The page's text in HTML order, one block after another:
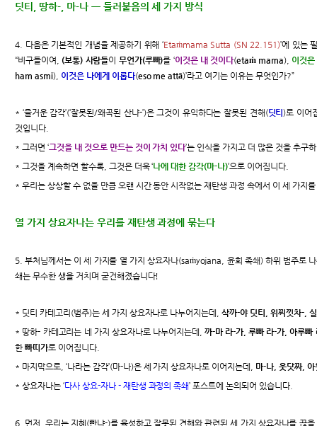
딧티, 땅하-, 마-나 ㅡ 들러붙음의 세 가지 방식
4. 다음은 기본적인 개념을 제공하기 위해 ‘Etaṁmama Sutta (SN 22.151)’에 있는
“비구들이여, (보통) 사람들이 무언가(루빠)를 ‘이것은 내 것이다(etaṁ mama), 이것
ham asmi), 이것은 나에게 이롭다(eso me attā)’라고 여기는 이유는 무엇인가?”
* ‘즐거운 감각’(‘잘못된/왜곡된 산냐-’)은 그것이 유익하다는 잘못된 견해(딧티)로 이어
것입니다.
* 그러면 ‘그것을 내 것으로 만드는 것이 가치 있다’는 인식을 가지고 더 많은 것을 추구
* 그것을 계속하면 할수록, 그것은 더욱 ‘나에 대한 감각(마-나)’으로 이어집니다.
* 우리는 상상할 수 없을 만큼 오랜 시간 동안 시작없는 재탄생 과정 속에서 이 세 가지
열 가지 상요자나는 우리를 재탄생 과정에 묶는다
5. 부처님께서는 이 세 가지를 열 가지 상요자나(saṁyojana, 윤회 족쇄) 하위 범주로
쇄는 무수한 생을 거치며 굳건해졌습니다!
* 딧티 카테고리(범주)는 세 가지 상요자나로 나누어지는데,삭까-야 딧티, 위찌낏차-,
* 땅하- 카테고리는 네 가지 상요자나로 나누어지는데, 까-마 라-가, 루빠 라-가, 아루빠
한빠띠가로 이어집니다.
* 마지막으로, ‘나라는 감각’(마-나)은 세 가지 상요자나로 이어지는데, 마-나, 웃닷짜, 아
* 상요자나는 ‘다사 상요-자나 - 재탄생 과정의 족쇄’ 포스트에 논의되어 있습니다.
6. 먼저, 우리는 지혜(빤냐-)를 육성하고 잘못된 견해와 관련된 세 가지 상요자나를 끊